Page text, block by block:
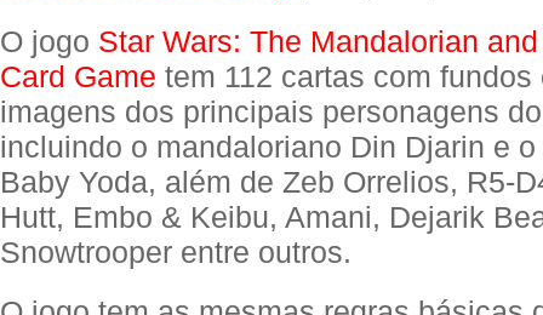
O jogo Star Wars: The Mandalorian
Card Game tem 112 cartas com fundos
imagens dos principais personagens
incluindo o mandaloriano Din Djarin e
Baby Yoda, além de Zeb Orrelios, R5-
Hutt, Embo & Keibu, Amani, Dejarik
Snowtrooper entre outros.